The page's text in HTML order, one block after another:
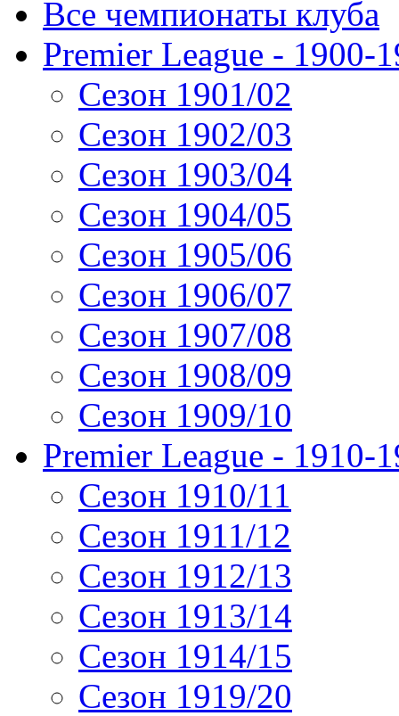
Все чемпионаты клуба
Premier League - 1900-
Сезон 1901/02
Сезон 1902/03
Сезон 1903/04
Сезон 1904/05
Сезон 1905/06
Сезон 1906/07
Сезон 1907/08
Сезон 1908/09
Сезон 1909/10
Premier League - 1910-
Сезон 1910/11
Сезон 1911/12
Сезон 1912/13
Сезон 1913/14
Сезон 1914/15
Сезон 1919/20